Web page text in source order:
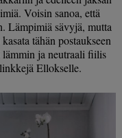
Voisin sanoa, että
Lämpimiä sävyjä, mutta
tähän postaukseen
ja neutraali fiilis
Ellokselle.